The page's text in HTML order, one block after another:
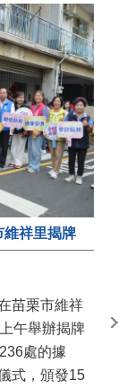
維祥里揭牌
苗栗市維祥
午舉辦揭牌
處的據
式，頒發15
苗